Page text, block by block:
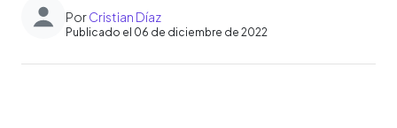
PorCristian Díaz
Publicado el 06 de diciembre de 2022